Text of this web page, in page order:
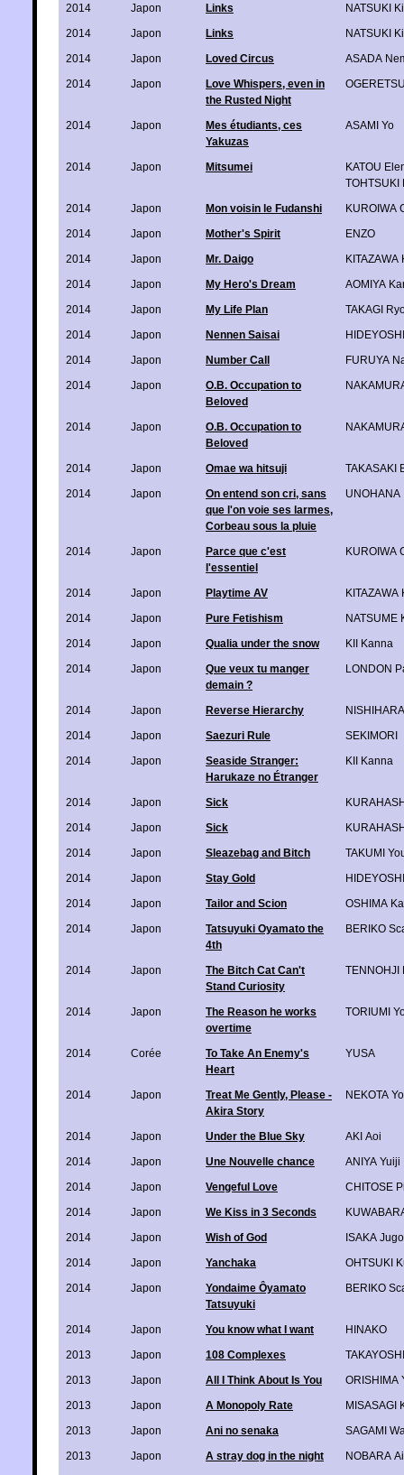
2014
Japon Links
NATSUKI
2014
Japon Links
NATSUKI
2014
Japon Loved Circus
ASADA
2014
Japon
Love Whispers, even in
the Rusted Night
2014 Japon
Mes étudiants, ces
Yakuzas
ASAMI Yo
2014 Japon Mitsumei
KATOU
TOHTSUKI
2014
Japon Mon voisin le Fudanshi
KUROIWA
2014
Japon Mother's Spirit
ENZO
2014
Japon Mr. Daigo
KITAZAWA
2014
Japon My Hero's Dream
AOMIYA
2014
Japon My Life Plan
TAKAGI
2014
Japon Nennen Saisai
2014
Japon Number Call
FURUYA
2014
Japon
O.B. Occupation to
Beloved
2014 Japon
O.B. Occupation to
Beloved
2014 Japon Omae wa hitsuji
TAKASAKI
2014
Japon
On entend son cri, sans
que l'on voie ses larmes,
Corbeau sous la pluie
UNOHANA
2014 Japon
Parce que c'est
l'essentiel
KUROIWA
2014 Japon Playtime AV
KITAZAWA
2014
Japon Pure Fetishism
NATSUME
2014
Japon Qualia under the snow
KII Kanna
2014
Japon
Que veux tu manger
demain ?
LONDON
2014 Japon Reverse Hierarchy
2014
Japon Saezuri Rule
SEKIMORI
2014
Japon
Seaside Stranger:
Harukaze no Étranger
KII Kanna
2014 Japon Sick
2014
Japon Sick
2014
Japon Sleazebag and Bitch
TAKUMI
2014
Japon Stay Gold
2014
Japon Tailor and Scion
OSHIMA
2014
Japon
Tatsuyuki Oyamato the
4th
BERIKO
2014 Japon
The Bitch Cat Can't
Stand Curiosity
TENNOHJI
2014 Japon
The Reason he works
overtime
TORIUMI
2014 Corée
To Take An Enemy's
Heart
YUSA
2014 Japon
Treat Me Gently, Please -
Akira Story
NEKOTA
2014 Japon Under the Blue Sky
AKI Aoi
2014
Japon Une Nouvelle chance
ANIYA Yuiji
2014
Japon Vengeful Love
CHITOSE
2014
Japon We Kiss in 3 Seconds
2014
Japon Wish of God
ISAKA
2014
Japon Yanchaka
OHTSUKI
2014
Japon
Yondaime Ôyamato
Tatsuyuki
BERIKO
2014 Japon You know what I want
HINAKO
2013
Japon 108 Complexes
2013
Japon All I Think About Is You
ORISHIMA
2013
Japon A Monopoly Rate
MISASAGI
2013
Japon Ani no senaka
SAGAMI
2013
Japon A stray dog in the night
NOBARA